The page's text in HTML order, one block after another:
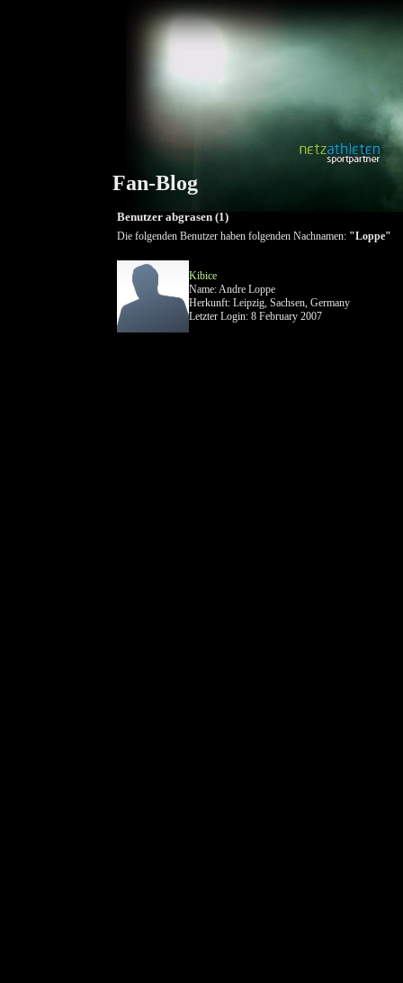
Fan-Blog
Benutzer abgrasen (1)
Die folgenden Benutzer haben folgenden Nachnamen: "Loppe"
Kibice
Name: Andre Loppe
Herkunft: Leipzig, Sachsen, Germany
Letzter Login: 8 February 2007